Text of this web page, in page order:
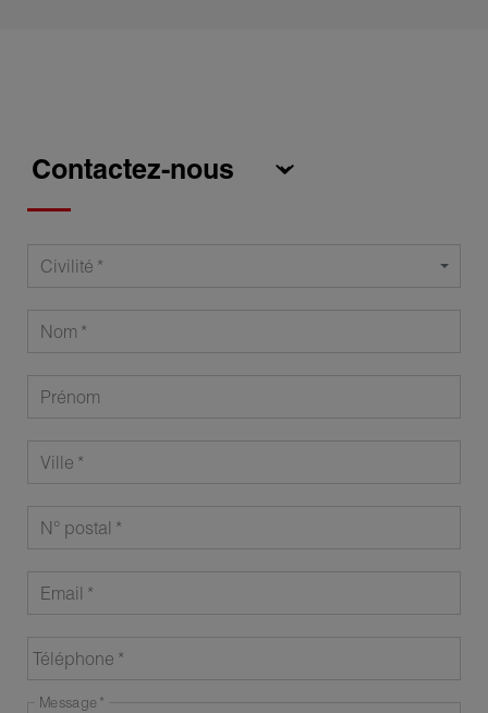
Civilité
Nom
Prénom
Ville
N° postal
Email
Téléphone
Message